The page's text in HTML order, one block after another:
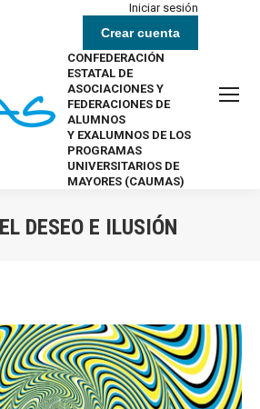
Iniciar sesión
Crear cuenta
CONFEDERACIÓN
ESTATAL DE
ASOCIACIONES Y
FEDERACIONES DE
ALUMNOS
Y EXALUMNOS DE LOS
PROGRAMAS
UNIVERSITARIOS DE
MAYORES (CAUMAS)
DESEO E ILUSIÓN